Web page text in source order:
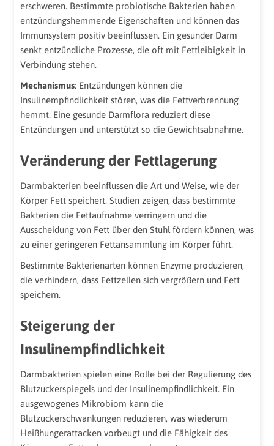
erschweren. Bestimmte probiotische Bakterien haben
entzündungshemmende Eigenschaften und können das
Immunsystem positiv beeinflussen. Ein gesunder Darm
senkt entzündliche Prozesse, die oft mit Fettleibigkeit in
Verbindung stehen.
Mechanismus: Entzündungen können die
Insulinempfindlichkeit stören, was die Fettverbrennung
hemmt. Eine gesunde Darmflora reduziert diese
Entzündungen und unterstützt so die Gewichtsabnahme.
Veränderung der Fettlagerung
Darmbakterien beeinflussen die Art und Weise, wie der
Körper Fett speichert. Studien zeigen, dass bestimmte
Bakterien die Fettaufnahme verringern und die
Ausscheidung von Fett über den Stuhl fördern können, was
zu einer geringeren Fettansammlung im Körper führt.
Bestimmte Bakterienarten können Enzyme produzieren,
die verhindern, dass Fettzellen sich vergrößern und Fett
speichern.
Steigerung der
Insulinempfindlichkeit
Darmbakterien spielen eine Rolle bei der Regulierung des
Blutzuckerspiegels und der Insulinempfindlichkeit. Ein
ausgewogenes Mikrobiom kann die
Blutzuckerschwankungen reduzieren, was wiederum
Heißhungerattacken vorbeugt und die Fähigkeit des